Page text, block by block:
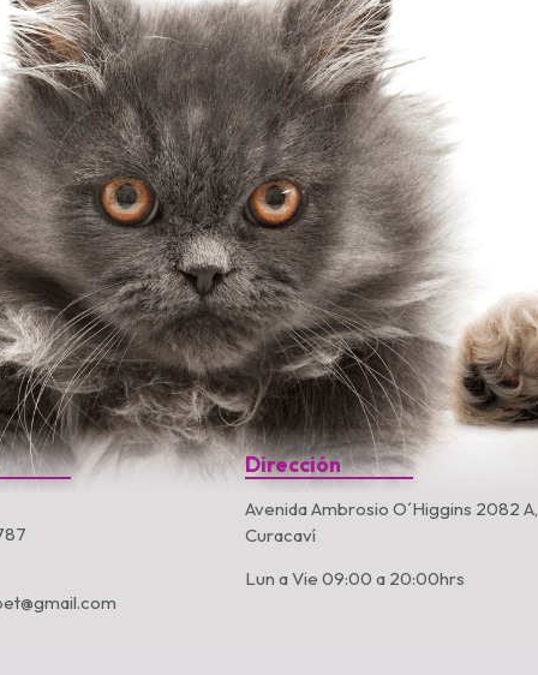
Dirección
Avenida Ambrosio O´Higgins 2082 A,
Curacaví
Lun a Vie 09:00 a 20:00hrs